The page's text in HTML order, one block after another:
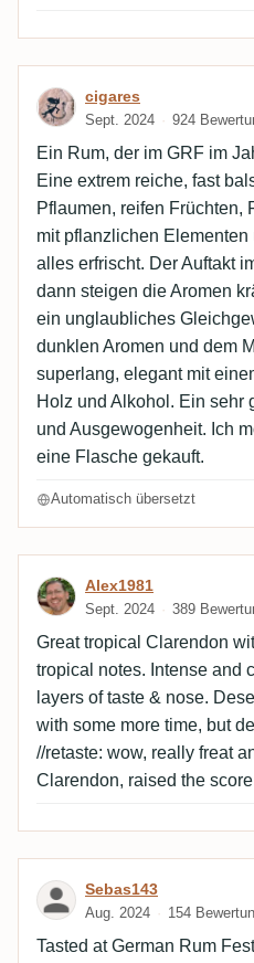
Bewertung von
cigares
Sept. 2024 924
Ein Rum, der im GRF im
Eine extrem reiche, fast
Pflaumen, reifen Früchten,
mit pflanzlichen
alles erfrischt. Der Auftakt
dann steigen die Aromen
ein unglaubliches
dunklen Aromen und dem
superlang, elegant mit
Holz und Alkohol. Ein sehr
und Ausgewogenheit. Ich
eine Flasche gekauft.
Automatisch übersetzt
Bewertung von
Alex1981
Sept. 2024 389
Great tropical Clarendon
tropical notes. Intense and
layers of taste & nose.
with some more time, but
//retaste: wow, really freat
Clarendon, raised the
Bewertung von
Sebas143
Aug. 2024 154
Tasted at German Rum